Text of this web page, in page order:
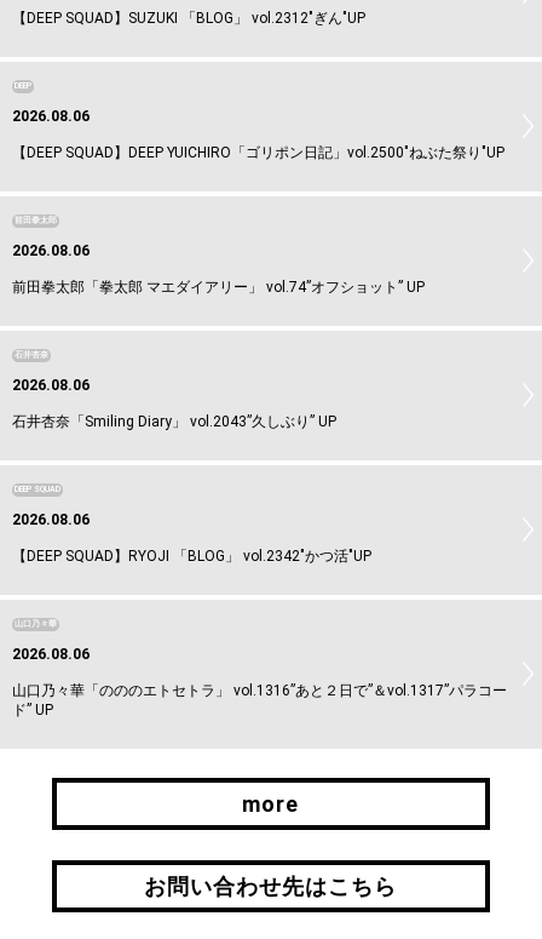
【DEEP SQUAD】SUZUKI 「BLOG」 vol.2312"ぎん"UP
DEEP
2026.08.06
【DEEP SQUAD】DEEP YUICHIRO「ゴリポン日記」vol.2500"ねぶた祭り"UP
前田拳太郎
2026.08.06
前田拳太郎「拳太郎 マエダイアリー」 vol.74”オフショット” UP
石井杏奈
2026.08.06
石井杏奈「Smiling Diary」 vol.2043”久しぶり” UP
DEEP SQUAD
2026.08.06
【DEEP SQUAD】RYOJI 「BLOG」 vol.2342"かつ活"UP
山口乃々華
2026.08.06
山口乃々華「のののエトセトラ」 vol.1316”あと２日で”＆vol.1317”パラコー
ド” UP
more
more
お問い合わせ先はこちら
お問い合わせ先はこちら
引継ぎはこちら